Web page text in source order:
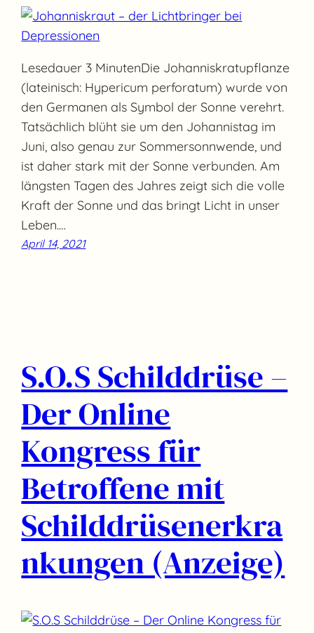
Lesedauer 3 MinutenDie Johanniskratupflanze
(lateinisch: Hypericum perforatum) wurde von
den Germanen als Symbol der Sonne verehrt.
Tatsächlich blüht sie um den Johannistag im
Juni, also genau zur Sommersonnwende, und
ist daher stark mit der Sonne verbunden. Am
längsten Tagen des Jahres zeigt sich die volle
Kraft der Sonne und das bringt Licht in unser
Leben.…
April 14, 2021
S.O.S Schilddrüse –
Der Online
Kongress für
Betroffene mit
Schilddrüsenerkra
nkungen (Anzeige)